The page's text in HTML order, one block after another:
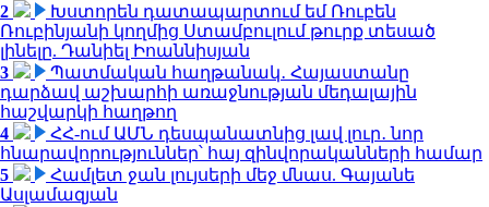
2
Խստորեն դատապարտում եմ Ռուբեն
Ռուբինյանի կողմից Ստամբուլում թուրք տեսած
լինելը. Դանիել Իոաննիսյան
3
Պատմական հաղթանակ․ Հայաստանը
դարձավ աշխարհի առաջնության մեդալային
հաշվարկի հաղթող
4
ՀՀ-ում ԱՄՆ դեսպանատնից լավ լուր․ նոր
հնարավորություններ՝ հայ զինվորականների համար
5
Համլետ ջան լույսերի մեջ մնաս. Գայանե
Ասլամազյան